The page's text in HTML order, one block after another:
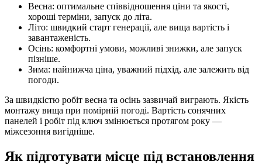
Весна: оптимальне співвідношення ціни та якості,
хороші терміни, запуск до літа.
Літо: швидкий старт генерації, але вища вартість і
завантаженість.
Осінь: комфортні умови, можливі знижки, але запуск
пізніше.
Зима: найнижча ціна, уважний підхід, але залежить від
погоди.
За швидкістю робіт весна та осінь зазвичай виграють. Якість
монтажу вища при помірній погоді. Вартість сонячних
панелей і робіт під ключ змінюється протягом року —
міжсезоння вигідніше.
Як підготувати місце під встановлення